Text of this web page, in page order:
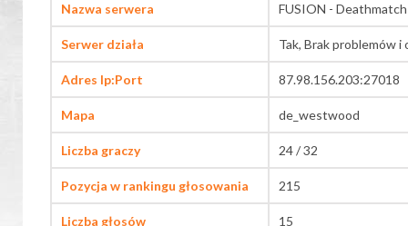
Nazwa serwera FUSION -
Serwer działa Tak, Brak problemów i
Adres Ip:Port 87.98.156.203:27018
Mapa de_westwood
Liczba graczy 24 / 32
Pozycja w rankingu głosowania 215
Liczba głosów 15